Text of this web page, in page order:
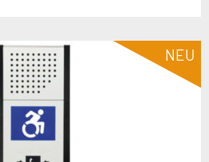
NEU